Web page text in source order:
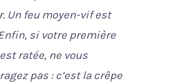
Un feu moyen-vif est
si votre première
ratée, ne vous
pas : c’est la crêpe